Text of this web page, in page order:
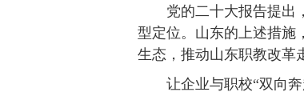
党的二十大报告提出
型定位。山东的上述措施
生态，推动山东职教改革
让企业与职校“双向奔